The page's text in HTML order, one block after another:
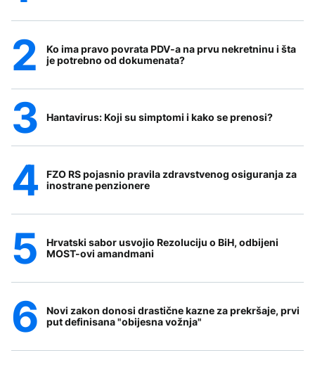
Ko ima pravo povrata PDV-a na prvu nekretninu i šta
je potrebno od dokumenata?
Hantavirus: Koji su simptomi i kako se prenosi?
FZO RS pojasnio pravila zdravstvenog osiguranja za
inostrane penzionere
Hrvatski sabor usvojio Rezoluciju o BiH, odbijeni
MOST-ovi amandmani
Novi zakon donosi drastične kazne za prekršaje, prvi
put definisana "obijesna vožnja"